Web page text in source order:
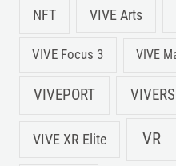
NFT VIVE Arts
VIVE Focus 3 VIVE
VIVEPORT
VIVE XR Elite VR